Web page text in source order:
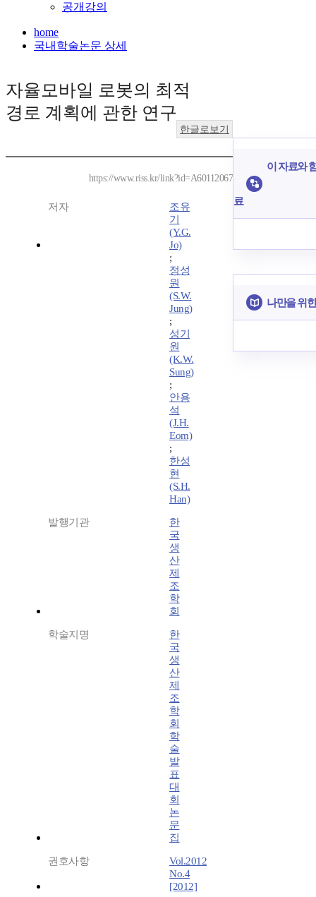
공개강의
home
국내학술논문 상세
자율모바일 로봇의 최적
경로 계획에 관한 연구
한글로보기
https://www.riss.kr/link?id=A60112067
저자
조유
기
(Y.G.
Jo)
;
정성
원
(S.W.
Jung)
;
성기
원
(K.W.
Sung)
;
안용
석
(J.H.
Eom)
;
한성
현
(S.H.
Han)
발행기관
한
국
생
산
제
조
학
회
학술지명
한
국
생
산
제
조
학
회
학
술
발
표
대
회
논
문
집
권호사항
Vol.2012
No.4
[2012]
이 자료와
료
나만을 위